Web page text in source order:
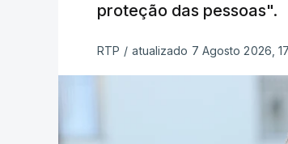
proteção das pessoas".
RTP / atualizado 7 Agosto 2026,